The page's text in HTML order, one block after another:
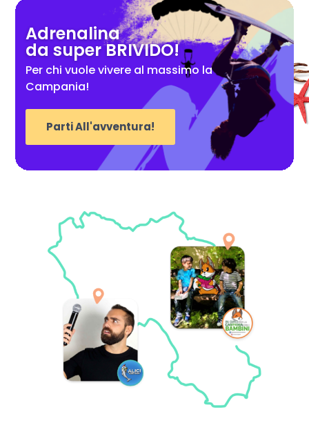
Adrenalina
da super BRIVIDO!
Per chi vuole vivere al massimo la
Campania!
Parti All'avventura!